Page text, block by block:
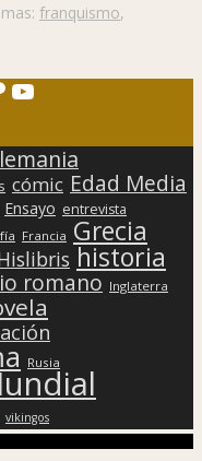
franquismo,
YouTube
cómic Edad Media
Ensayo entrevista
Francia Grecia
historia
romano Inglaterra
Rusia
vikingos